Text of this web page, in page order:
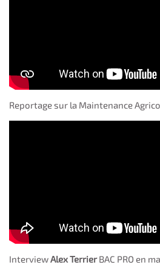
Reportage sur la Maintenance
InterviewAlex TerrierBAC PRO en